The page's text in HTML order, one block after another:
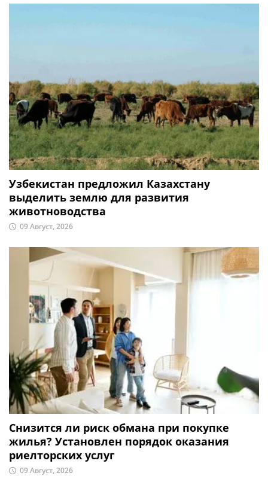
Узбекистан предложил Казахстану
выделить землю для развития
животноводства
09 Август, 2026
Снизится ли риск обмана при покупке
жилья? Установлен порядок оказания
риелторских услуг
09 Август, 2026